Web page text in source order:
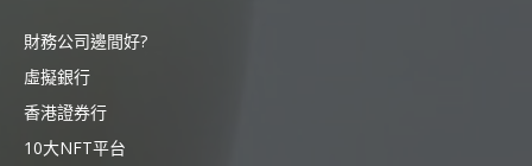
財務公司邊間好?
虛擬銀行
香港證券行
10大NFT平台